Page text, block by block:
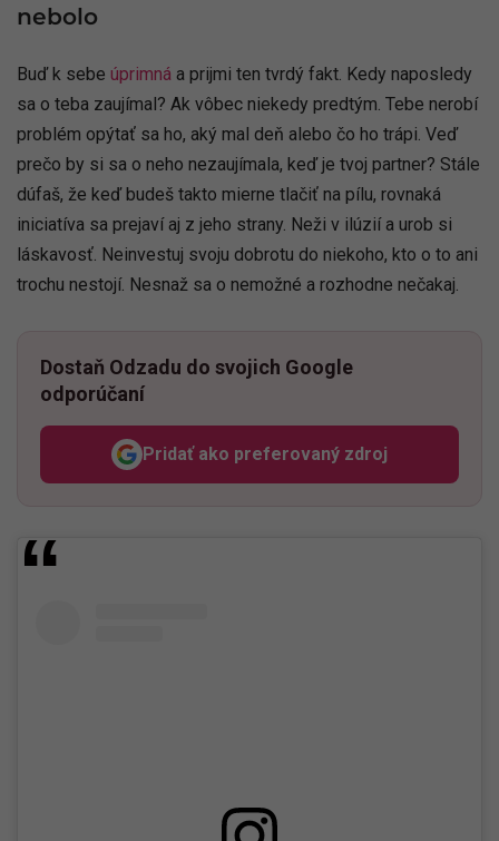
nebolo
Buď k sebe úprimná a prijmi ten tvrdý fakt. Kedy naposledy
sa o teba zaujímal? Ak vôbec niekedy predtým. Tebe nerobí
problém opýtať sa ho, aký mal deň alebo čo ho trápi. Veď
prečo by si sa o neho nezaujímala, keď je tvoj partner? Stále
dúfaš, že keď budeš takto mierne tlačiť na pílu, rovnaká
iniciatíva sa prejaví aj z jeho strany. Neži v ilúzií a urob si
láskavosť. Neinvestuj svoju dobrotu do niekoho, kto o to ani
trochu nestojí. Nesnaž sa o nemožné a rozhodne nečakaj.
Dostaň Odzadu do svojich Google
odporúčaní
Pridať ako preferovaný zdroj
Odzadu, odkaz sa otvorí v